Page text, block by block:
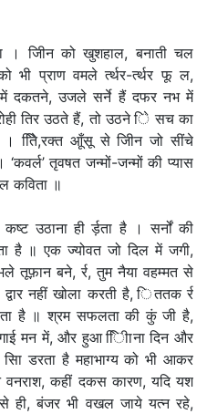
। जीिन को खुशहाल, बनाती चल
भी प्राण वमले र्त्थर-र्त्थर फू ल,
दकतने, उजले सर्ने हैं दफर नभ में
तिर उठते हैं, तो उठने िे सच का
तिेि,रक्त आूँसू से जीिन जो सींचे
‘कवर्ल’ तृवषत जन्मों-जन्मों की प्यास
कविता ॥
उठाना ही र्ड़ता है । सर्नों की
है ॥ एक ज्योवत जो दिल में जगी,
तूफ़ान बने, र्र, तुम नैया वहम्मत से
नहीं खोला करती है, िततक र्र
है ॥ श्रम सफलता की कुं जी है,
मन में, और हुआ िीिाना दिन और
डरता है महाभाग्य को भी आकर
वनराश, कहीं दकस कारण, यदि यश
ही, बंजर भी वखल जाये यत्न रहे,